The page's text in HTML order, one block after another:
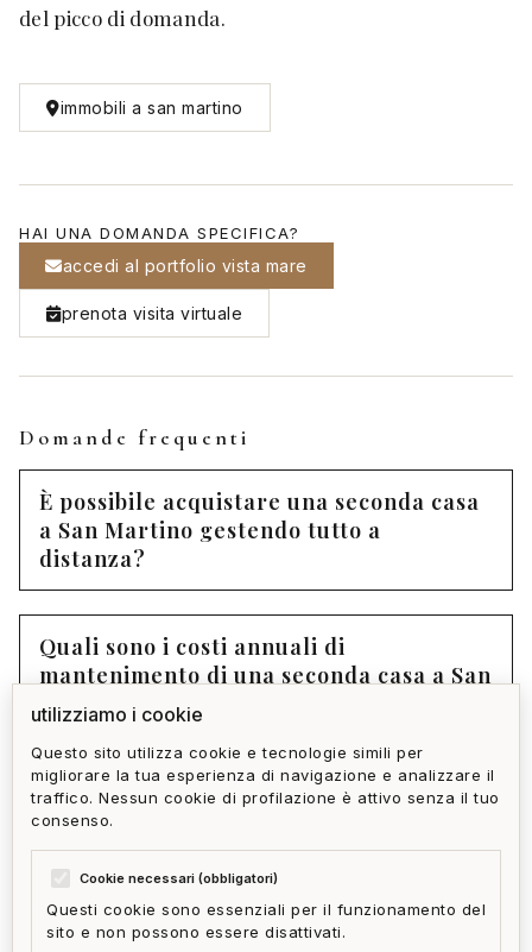
del picco di domanda.
immobili a san martino
HAI UNA DOMANDA SPECIFICA?
accedi al portfolio vista mare
prenota visita virtuale
Domande frequenti
È possibile acquistare una seconda casa
a San Martino gestendo tutto a
distanza?
Quali sono i costi annuali di
mantenimento di una seconda casa a San
Martino?
La seconda casa a San Martino può
generare reddito da affitto vacanziero?
utilizziamo i cookie
Questo sito utilizza cookie e tecnologie simili per
migliorare la tua esperienza di navigazione e analizzare il
traffico. Nessun cookie di profilazione è attivo senza il tuo
consenso.
Cookie necessari (obbligatori)
Questi cookie sono essenziali per il funzionamento del
sito e non possono essere disattivati.